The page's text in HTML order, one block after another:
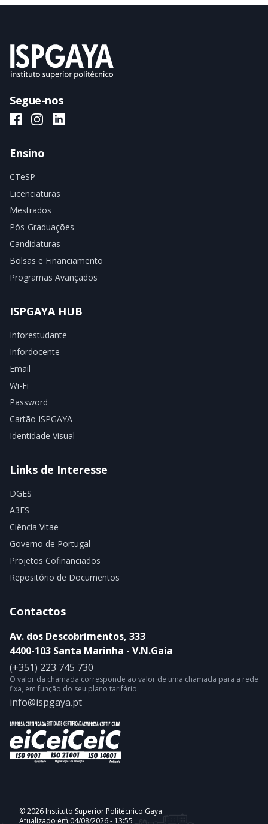
Segue-nos
ISPGAYA Facebook
ISPGAYA Instagram
ISPGAYA LinkedIn
Ensino
CTeSP
Licenciaturas
Mestrados
Pós-Graduações
Candidaturas
Bolsas e Financiamento
Programas Avançados
ISPGAYA HUB
Inforestudante
Infordocente
Email
Wi-Fi
Password
Cartão ISPGAYA
Identidade Visual
Links de Interesse
DGES
A3ES
Ciência Vitae
Governo de Portugal
Projetos Cofinanciados
Repositório de Documentos
Contactos
Av. dos Descobrimentos, 333
4400-103 Santa Marinha - V.N.Gaia
(+351) 223 745 730
O valor da chamada corresponde ao valor de uma chamada para a rede
fixa, em função do seu plano tarifário.
info@ispgaya.pt
© 2026 Instituto Superior Politécnico Gaya
Atualizado em 04/08/2026 - 13:55